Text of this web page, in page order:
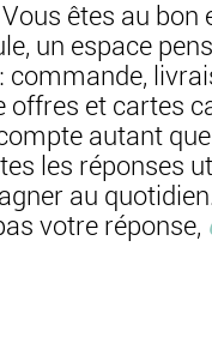
êtes au bon
un espace
commande,
offres et cartes
autant
les réponses
au
votre réponse,